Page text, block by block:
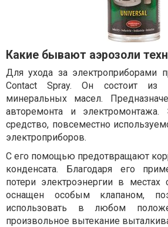
Какие бывают аэрозоли
Для ухода за электроприборами
Contact Spray. Он состоит из
минеральных масел.
авторемонта и электромонтажа.
средство, повсеместно
электроприборов.
С его помощью предотвращают
конденсата. Благодаря его
потери электроэнергии в местах
оснащен особым клапаном,
использовать в любом
произвольное вытекание